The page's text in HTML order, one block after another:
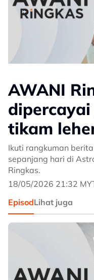
AWANI
tikam
Ikuti rangkuman
sepanjang hari di
Ringkas.
18/05/2026 21:32
EpisodLihat juga